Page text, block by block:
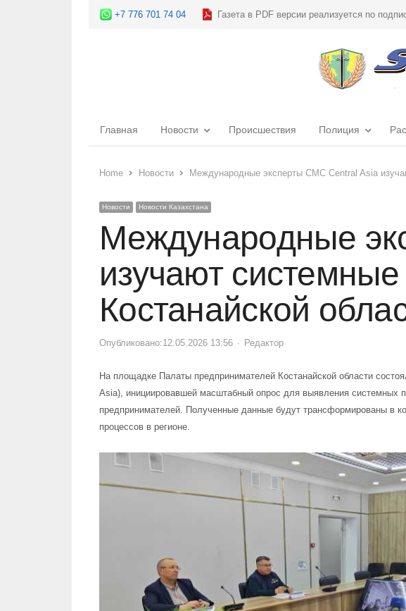
+7 776 701 74 04 Газета в PDF версии реализуется по
Главная Новости Происшествия Полиция
Home
Новости Международные эксперты CMC Central Asia
Новости Новости Казахстана
Международные
изучают
Костанайской
Опубликовано:12.05.2026 13:56 Author
Редактор
На площадке Палаты предпринимателей Костанайской области
Asia), инициировавшей масштабный опрос для выявления системных
предпринимателей. Полученные данные будут трансформированы в
процессов в регионе.